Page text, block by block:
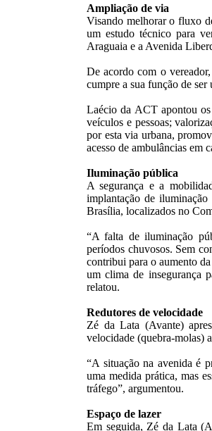
Ampliação de via
Visando melhorar o fluxo
um estudo técnico para
Araguaia e a Avenida
De acordo com o
cumpre a sua função de ser
Laécio da ACT apontou
veículos e pessoas;
por esta via urbana,
acesso de ambulâncias em
Iluminação pública
A segurança e a
implantação de
Brasília, localizados no
“A falta de iluminação
períodos chuvosos. Sem
contribui para o aumento
um clima de insegurança
relatou.
Redutores de velocidade
Zé da Lata (Avante)
velocidade (quebra-molas)
“A situação na avenida é
uma medida prática, mas
tráfego”, argumentou.
Espaço de lazer
Em seguida, Zé da Lata